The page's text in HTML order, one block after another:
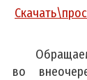
Обращаем
во